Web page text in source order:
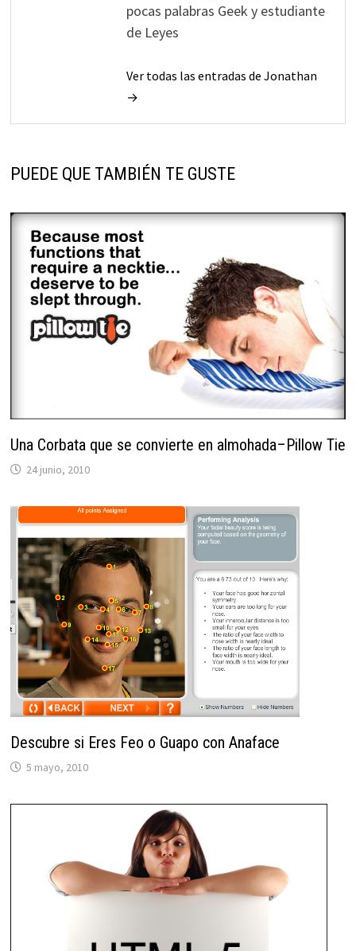
pocas palabras Geek y estudiante
de Leyes
Ver todas las entradas de Jonathan
→
PUEDE QUE TAMBIÉN TE GUSTE
Una Corbata que se convierte en almohada–Pillow Tie
24 junio, 2010
Descubre si Eres Feo o Guapo con Anaface
5 mayo, 2010